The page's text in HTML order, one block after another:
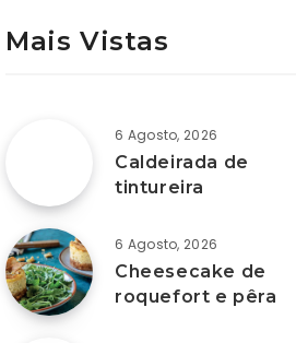
Mais Vistas
6 Agosto, 2026
Caldeirada de
tintureira
6 Agosto, 2026
Cheesecake de
roquefort e pêra